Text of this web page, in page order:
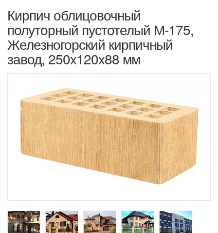
Кирпич облицовочный
полуторный пустотелый М-175,
Железногорский кирпичный
завод, 250x120x88 мм